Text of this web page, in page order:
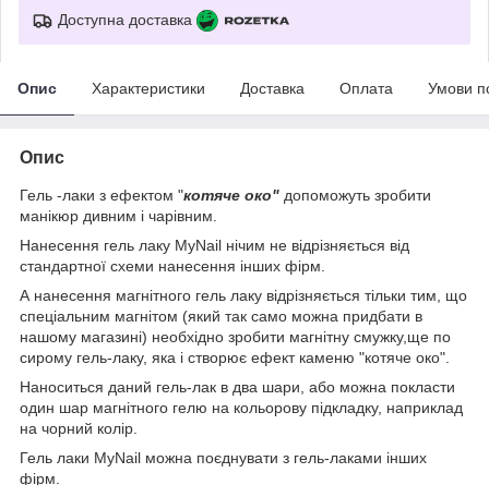
Доступна доставка
Опис Характеристики Доставка Оплата Умови
Опис
Гель -лаки з ефектом "котяче око" допоможуть зробити
манікюр дивним і чарівним.
Нанесення гель лаку MyNail нічим не відрізняється від
стандартної схеми нанесення інших фірм.
А нанесення магнітного гель лаку відрізняється тільки тим, що
спеціальним магнітом (який так само можна придбати в
нашому магазині) необхідно зробити магнітну смужку,ще по
сирому гель-лаку, яка і створює ефект каменю "котяче око".
Наноситься даний гель-лак в два шари, або можна покласти
один шар магнітного гелю на кольорову підкладку, наприклад
на чорний колір.
Гель лаки MyNail можна поєднувати з гель-лаками інших
фірм.